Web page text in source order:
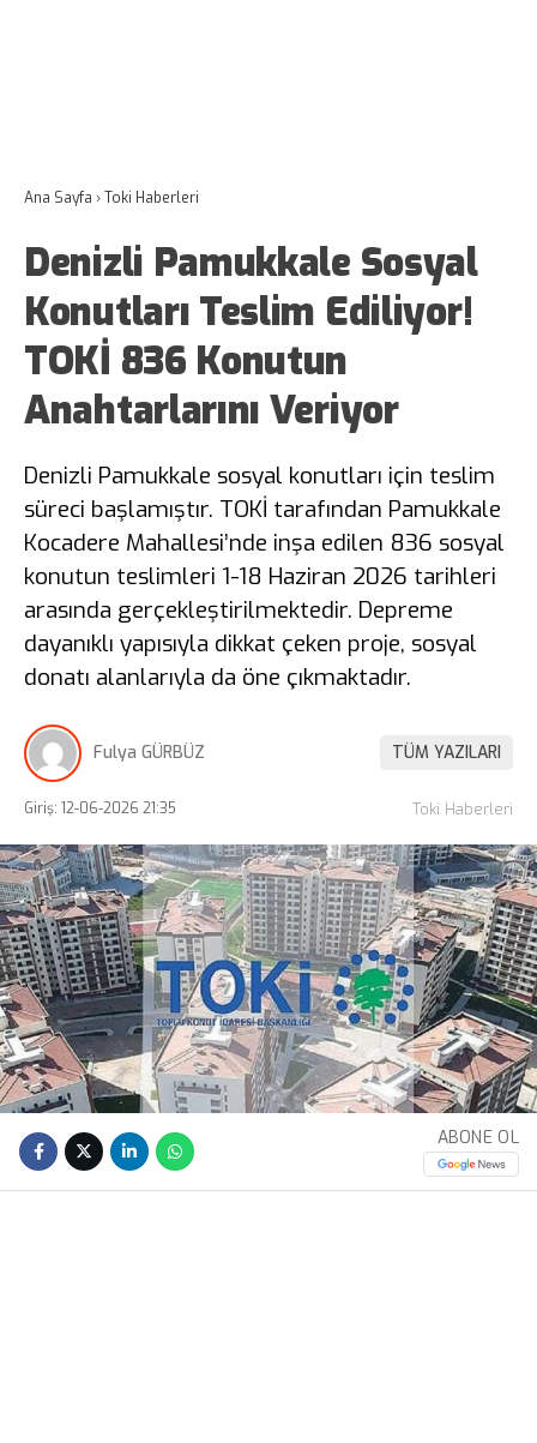
Ana Sayfa ›Toki Haberleri
Denizli Pamukkale Sosyal
Konutları Teslim Ediliyor!
TOKİ 836 Konutun
Anahtarlarını Veriyor
Denizli Pamukkale sosyal konutları için teslim
süreci başlamıştır. TOKİ tarafından Pamukkale
Kocadere Mahallesi’nde inşa edilen 836 sosyal
konutun teslimleri 1-18 Haziran 2026 tarihleri
arasında gerçekleştirilmektedir. Depreme
dayanıklı yapısıyla dikkat çeken proje, sosyal
donatı alanlarıyla da öne çıkmaktadır.
Fulya GÜRBÜZ TÜM YAZILARI
Giriş: 12-06-2026 21:35 Toki Haberleri
ABONE OL